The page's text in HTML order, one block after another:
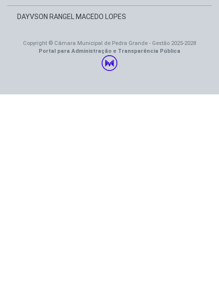
DAYVSON RANGEL MACEDO LOPES
Copyright © Câmara Municipal de Pedra Grande - Gestão 2025-2028
Portal para Administração e Transparência Pública